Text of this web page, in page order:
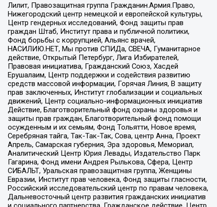
Лилит, Правозащитная группа Гражданин.Армия.Право,
Нижегородский центр немецкой и европейской культуры,
Центр гендерных исследований, Фонд защиты прав
граждан Штаб, Институт права и публичной политики,
Фонд борьбы с коррупцией, Альянс врачей,
НАСИЛИЮ.НЕТ, Мы против СПИДа, СВЕЧА, Гуманитарное
действие, Открытый Петербург, Лига Избирателей,
Правовая инициатива, Гражданский Союз, Хасдей
Ерушалаим, Центр поддержки и содействия развитию
средств массовой информации, Горячая Линия, В защиту
прав заключенных, Институт глобализации и социальных
движений, Центр социально-информационных инициатив
Действие, Благотворительный фонд охраны здоровья и
защиты прав граждан, Благотворительный фонд помощи
осужденным и их семьям, Фонд Тольятти, Новое время,
Серебряная тайга, Так-Так-Так, Сова, центр Анна, Проект
Апрель, Самарская губерния, Эра здоровья, Мемориал,
Аналитический Центр Юрия Левады, Издательство Парк
Гагарина, Фонд имени Андрея Рылькова, Сфера, Центр
СИБАЛЬТ, Уральская правозащитная группа, Женщины
Евразии, Институт прав человека, Фонд защиты гласности,
Российский исследовательский центр по правам человека,
Дальневосточный центр развития гражданских инициатив